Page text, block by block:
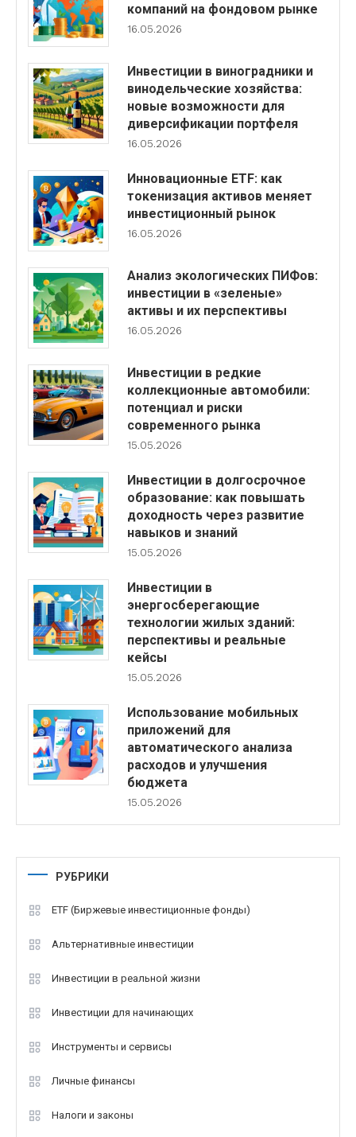
компаний на фондовом рынке
16.05.2026
Инвестиции в виноградники и
винодельческие хозяйства:
новые возможности для
диверсификации портфеля
16.05.2026
Инновационные ETF: как
токенизация активов меняет
инвестиционный рынок
16.05.2026
Анализ экологических ПИФов:
инвестиции в «зеленые»
активы и их перспективы
16.05.2026
Инвестиции в редкие
коллекционные автомобили:
потенциал и риски
современного рынка
15.05.2026
Инвестиции в долгосрочное
образование: как повышать
доходность через развитие
навыков и знаний
15.05.2026
Инвестиции в
энергосберегающие
технологии жилых зданий:
перспективы и реальные
кейсы
15.05.2026
Использование мобильных
приложений для
автоматического анализа
расходов и улучшения
бюджета
15.05.2026
РУБРИКИ
ETF (Биржевые инвестиционные фонды)
Альтернативные инвестиции
Инвестиции в реальной жизни
Инвестиции для начинающих
Инструменты и сервисы
Личные финансы
Налоги и законы